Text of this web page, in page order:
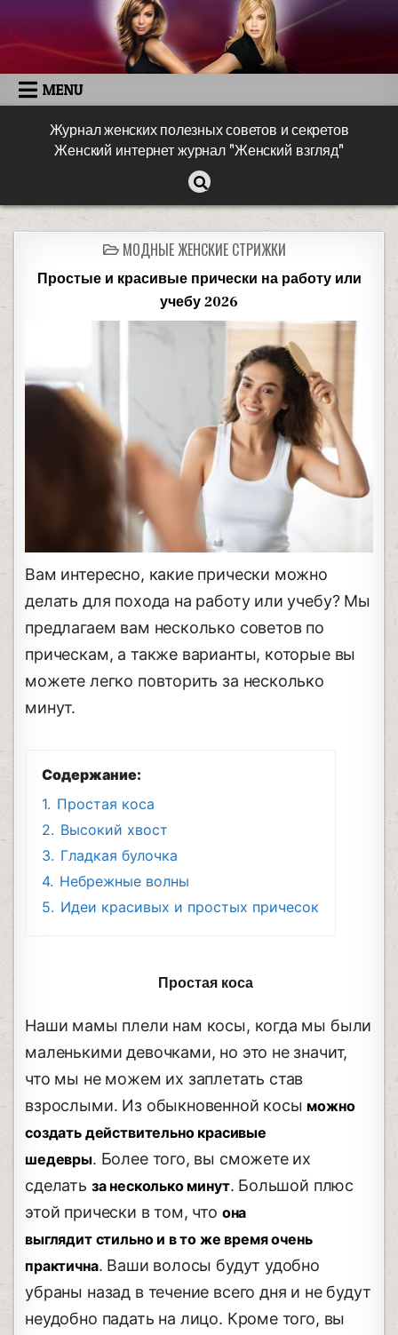
MENU
Журнал женских полезных советов и секретов
Женский интернет журнал "Женский взгляд"
МОДНЫЕ ЖЕНСКИЕ СТРИЖКИ
Простые и красивые прически на работу или
учебу 2026
Вам интересно, какие прически можно
делать для похода на работу или учебу? Мы
предлагаем вам несколько советов по
прическам, а также варианты, которые вы
можете легко повторить за несколько
минут.
Содержание:
1. Простая коса
2. Высокий хвост
3. Гладкая булочка
4. Небрежные волны
5. Идеи красивых и простых причесок
Простая коса
Наши мамы плели нам косы, когда мы были
маленькими девочками, но это не значит,
что мы не можем их заплетать став
взрослыми. Из обыкновенной косы можно
создать действительно красивые
шедевры. Более того, вы сможете их
сделать за несколько минут. Большой плюс
этой прически в том, что она
выглядит стильно и в то же время очень
практична. Ваши волосы будут удобно
убраны назад в течение всего дня и не будут
неудобно падать на лицо. Кроме того, вы